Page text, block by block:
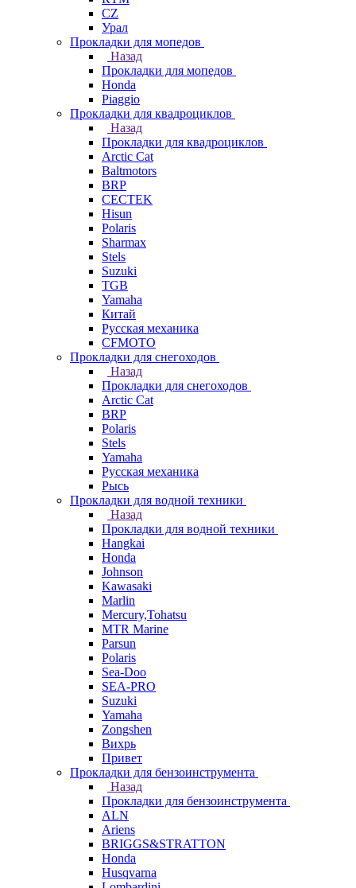
СZ
Урал
Прокладки для мопедов
Назад
Прокладки для мопедов
Honda
Piaggio
Прокладки для квадроциклов
Назад
Прокладки для квадроциклов
Arctic Cat
Baltmotors
BRP
CECTEK
Hisun
Polaris
Sharmax
Stels
Suzuki
TGB
Yamaha
Китай
Русская механика
СFMOTO
Прокладки для снегоходов
Назад
Прокладки для снегоходов
Arctic Cat
BRP
Polaris
Stels
Yamaha
Русская механика
Рысь
Прокладки для водной техники
Назад
Прокладки для водной техники
Hangkai
Honda
Johnson
Kawasaki
Marlin
Mercury,Tohatsu
MTR Marine
Parsun
Polaris
Sea-Doo
SEA-PRO
Suzuki
Yamaha
Zongshen
Вихрь
Привет
Прокладки для бензоинструмента
Назад
Прокладки для бензоинструмента
ALN
Ariens
BRIGGS&STRATTON
Honda
Husqvarna